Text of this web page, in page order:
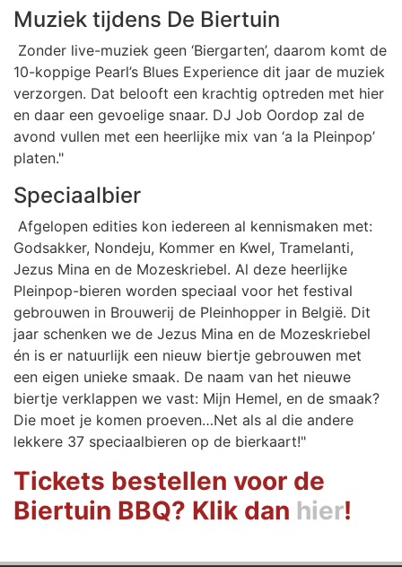
Muziek tijdens De Biertuin
Zonder live-muziek geen ‘Biergarten’, daarom komt de
10-koppige Pearl’s Blues Experience dit jaar de muziek
verzorgen. Dat belooft een krachtig optreden met hier
en daar een gevoelige snaar. DJ Job Oordop zal de
avond vullen met een heerlijke mix van ‘a la Pleinpop’
platen."
Speciaalbier
Afgelopen edities kon iedereen al kennismaken met:
Godsakker, Nondeju, Kommer en Kwel, Tramelanti,
Jezus Mina en de Mozeskriebel. Al deze heerlijke
Pleinpop-bieren worden speciaal voor het festival
gebrouwen in Brouwerij de Pleinhopper in België. Dit
jaar schenken we de Jezus Mina en de Mozeskriebel
én is er natuurlijk een nieuw biertje gebrouwen met
een eigen unieke smaak. De naam van het nieuwe
biertje verklappen we vast: Mijn Hemel, en de smaak?
Die moet je komen proeven…Net als al die andere
lekkere 37 speciaalbieren op de bierkaart!"
Tickets bestellen voor de
Biertuin BBQ? Klik dan hier!